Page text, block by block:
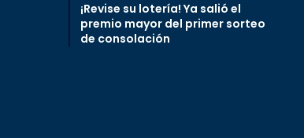
¡Revise su lotería! Ya salió el
premio mayor del primer sorteo
de consolación